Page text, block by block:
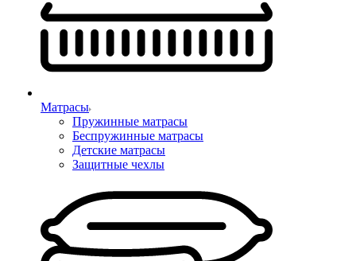
Матрасы
Пружинные матрасы
Беспружинные матрасы
Детские матрасы
Защитные чехлы